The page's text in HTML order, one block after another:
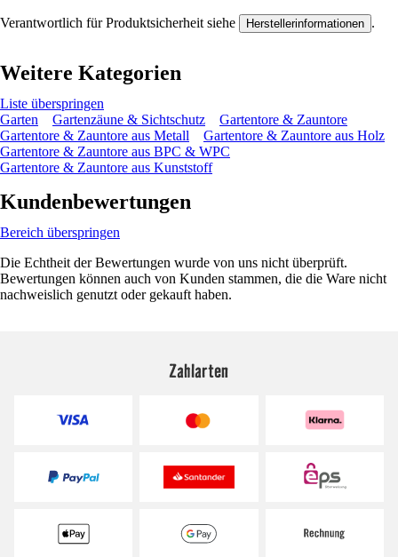
Verantwortlich für Produktsicherheit siehe Herstellerinformationen .
Weitere Kategorien
Liste überspringen
Garten
Gartenzäune & Sichtschutz
Gartentore & Zauntore
Gartentore & Zauntore aus Metall
Gartentore & Zauntore aus Holz
Gartentore & Zauntore aus BPC & WPC
Gartentore & Zauntore aus Kunststoff
Kundenbewertungen
Bereich überspringen
Die Echtheit der Bewertungen wurde von uns nicht überprüft.
Bewertungen können auch von Kunden stammen, die die Ware nicht
nachweislich genutzt oder gekauft haben.
Zahlarten